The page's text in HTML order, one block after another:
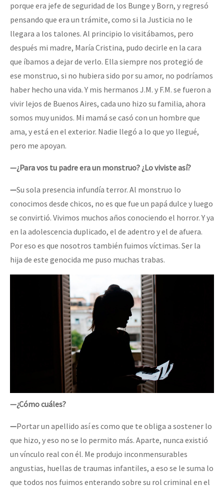
porque era jefe de seguridad de los Bunge y Born, y regresó
pensando que era un trámite, como si la Justicia no le
llegara a los talones. Al principio lo visitábamos, pero
después mi madre, María Cristina, pudo decirle en la cara
que íbamos a dejar de verlo. Ella siempre nos protegió de
ese monstruo, si no hubiera sido por su amor, no podríamos
haber hecho una vida. Y mis hermanos J.M. y F.M. se fueron a
vivir lejos de Buenos Aires, cada uno hizo su familia, ahora
somos muy unidos. Mi mamá se casó con un hombre que
ama, y está en el exterior. Nadie llegó a lo que yo llegué,
pero me apoyan.
—¿Para vos tu padre era un monstruo? ¿Lo viviste así?
—Su sola presencia infundía terror. Al monstruo lo
conocimos desde chicos, no es que fue un papá dulce y luego
se convirtió. Vivimos muchos años conociendo el horror. Y ya
en la adolescencia duplicado, el de adentro y el de afuera.
Por eso es que nosotros también fuimos víctimas. Ser la
hija de este genocida me puso muchas trabas.
—¿Cómo cuáles?
—Portar un apellido así es como que te obliga a sostener lo
que hizo, y eso no se lo permito más. Aparte, nunca existió
un vínculo real con él. Me produjo inconmensurables
angustias, huellas de traumas infantiles, a eso se le suma lo
que todos nos fuimos enterando sobre su rol criminal en el